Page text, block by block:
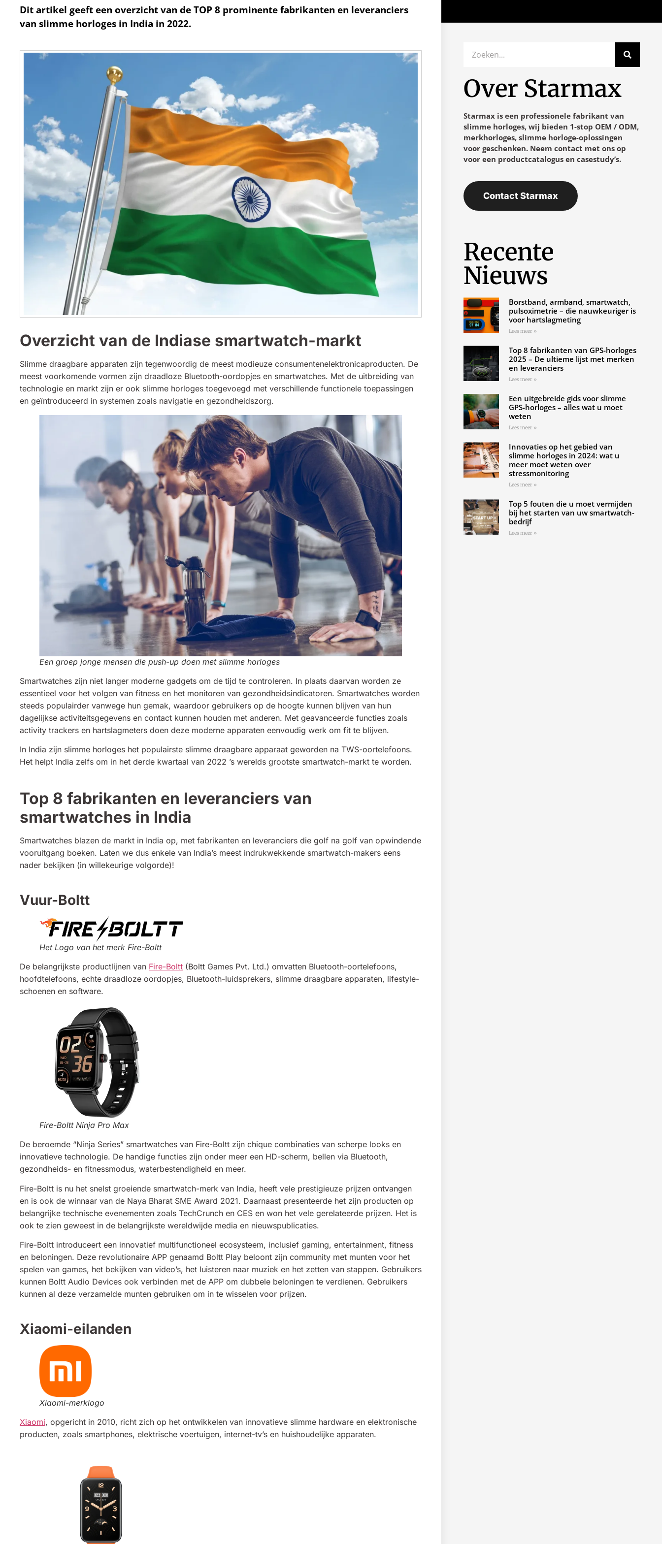
Dit artikel geeft een overzicht van de TOP 8 prominente fabrikanten en leveranciers
van slimme horloges in India in 2022.
Overzicht van de Indiase smartwatch-markt
Slimme draagbare apparaten zijn tegenwoordig de meest modieuze consumentenelektronicaproducten. De
meest voorkomende vormen zijn draadloze Bluetooth-oordopjes en smartwatches. Met de uitbreiding van
technologie en markt zijn er ook slimme horloges toegevoegd met verschillende functionele toepassingen
en geïntroduceerd in systemen zoals navigatie en gezondheidszorg.
Een groep jonge mensen die push-up doen met slimme horloges
Smartwatches zijn niet langer moderne gadgets om de tijd te controleren. In plaats daarvan worden ze
essentieel voor het volgen van fitness en het monitoren van gezondheidsindicatoren. Smartwatches worden
steeds populairder vanwege hun gemak, waardoor gebruikers op de hoogte kunnen blijven van hun
dagelijkse activiteitsgegevens en contact kunnen houden met anderen. Met geavanceerde functies zoals
activity trackers en hartslagmeters doen deze moderne apparaten eenvoudig werk om fit te blijven.
In India zijn slimme horloges het populairste slimme draagbare apparaat geworden na TWS-oortelefoons.
Het helpt India zelfs om in het derde kwartaal van 2022 ’s werelds grootste smartwatch-markt te worden.
Top 8 fabrikanten en leveranciers van
smartwatches in India
Smartwatches blazen de markt in India op, met fabrikanten en leveranciers die golf na golf van opwindende
vooruitgang boeken. Laten we dus enkele van India’s meest indrukwekkende smartwatch-makers eens
nader bekijken (in willekeurige volgorde)!
Vuur-Boltt
Het Logo van het merk Fire-Boltt
De belangrijkste productlijnen van Fire-Boltt (Boltt Games Pvt. Ltd.) omvatten Bluetooth-oortelefoons,
hoofdtelefoons, echte draadloze oordopjes, Bluetooth-luidsprekers, slimme draagbare apparaten, lifestyle-
schoenen en software.
Fire-Boltt Ninja Pro Max
De beroemde “Ninja Series” smartwatches van Fire-Boltt zijn chique combinaties van scherpe looks en
innovatieve technologie. De handige functies zijn onder meer een HD-scherm, bellen via Bluetooth,
gezondheids- en fitnessmodus, waterbestendigheid en meer.
Fire-Boltt is nu het snelst groeiende smartwatch-merk van India, heeft vele prestigieuze prijzen ontvangen
en is ook de winnaar van de Naya Bharat SME Award 2021. Daarnaast presenteerde het zijn producten op
belangrijke technische evenementen zoals TechCrunch en CES en won het vele gerelateerde prijzen. Het is
ook te zien geweest in de belangrijkste wereldwijde media en nieuwspublicaties.
Fire-Boltt introduceert een innovatief multifunctioneel ecosysteem, inclusief gaming, entertainment, fitness
en beloningen. Deze revolutionaire APP genaamd Boltt Play beloont zijn community met munten voor het
spelen van games, het bekijken van video’s, het luisteren naar muziek en het zetten van stappen. Gebruikers
kunnen Boltt Audio Devices ook verbinden met de APP om dubbele beloningen te verdienen. Gebruikers
kunnen al deze verzamelde munten gebruiken om in te wisselen voor prijzen.
Xiaomi-eilanden
Xiaomi-merklogo
Xiaomi, opgericht in 2010, richt zich op het ontwikkelen van innovatieve slimme hardware en elektronische
producten, zoals smartphones, elektrische voertuigen, internet-tv’s en huishoudelijke apparaten.
Over Starmax
Starmax is een professionele fabrikant van
slimme horloges, wij bieden 1-stop OEM / ODM,
merkhorloges, slimme horloge-oplossingen
voor geschenken. Neem contact met ons op
voor een productcatalogus en casestudy’s.
Contact Starmax
Recente
Nieuws
Borstband, armband, smartwatch,
pulsoximetrie – die nauwkeuriger is
voor hartslagmeting
Lees meer »
Top 8 fabrikanten van GPS-horloges
2025 – De ultieme lijst met merken
en leveranciers
Lees meer »
Een uitgebreide gids voor slimme
GPS-horloges – alles wat u moet
weten
Lees meer »
Innovaties op het gebied van
slimme horloges in 2024: wat u
meer moet weten over
stressmonitoring
Lees meer »
Top 5 fouten die u moet vermijden
bij het starten van uw smartwatch-
bedrijf
Lees meer »